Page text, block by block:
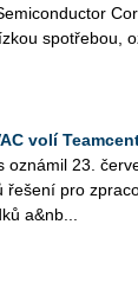
spo­tře­bou,
volí
ozná­mil 23.
ře­še­ní pro
a&nb...